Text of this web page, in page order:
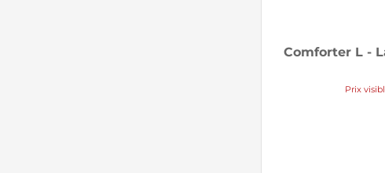
Comforter L -
Prix